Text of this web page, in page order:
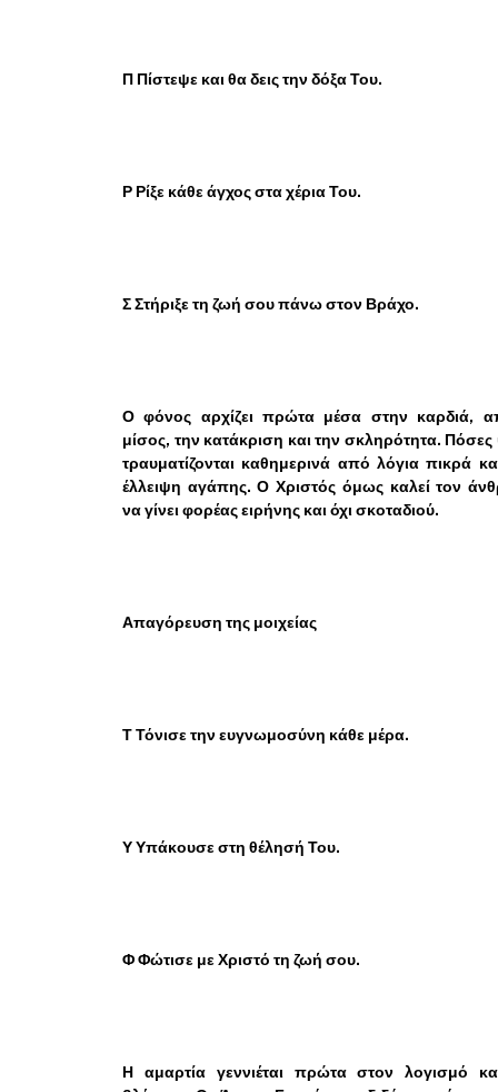
Π Πίστεψε και θα δεις την δόξα Του.
Ρ Ρίξε κάθε άγχος στα χέρια Του.
Σ Στήριξε τη ζωή σου πάνω στον Βράχο.
Ο φόνος αρχίζει πρώτα μέσα στην καρδιά,
μίσος, την κατάκριση και την σκληρότητα. Πόσες
τραυματίζονται καθημερινά από λόγια πικρά
έλλειψη αγάπης. Ο Χριστός όμως καλεί τον
να γίνει φορέας ειρήνης και όχι σκοταδιού.
Απαγόρευση της μοιχείας
Τ Τόνισε την ευγνωμοσύνη κάθε μέρα.
Υ Υπάκουσε στη θέλησή Του.
Φ Φώτισε με Χριστό τη ζωή σου.
Η αμαρτία γεννιέται πρώτα στον λογισμό